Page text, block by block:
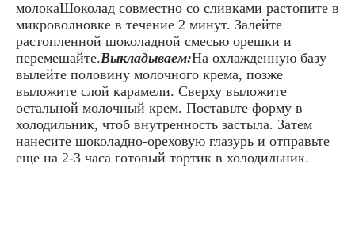
молокаШоколад совместно со сливками растопите в
микроволновке в течение 2 минут. Залейте
растопленной шоколадной смесью орешки и
перемешайте.Выкладываем:На охлажденную базу
вылейте половину молочного крема, позже
выложите слой карамели. Сверху выложите
остальной молочный крем. Поставьте форму в
холодильник, чтоб внутренность застыла. Затем
нанесите шоколадно-ореховую глазурь и отправьте
еще на 2-3 часа готовый тортик в холодильник.